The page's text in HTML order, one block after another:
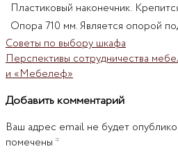
Пластиковый наконечник.
Опора 710 мм. Является опорой
Советы по выбору шкафа
Перспективы сотрудничества
и «Мебелеф»
Добавить комментарий
Ваш адрес email не будет
помечены *